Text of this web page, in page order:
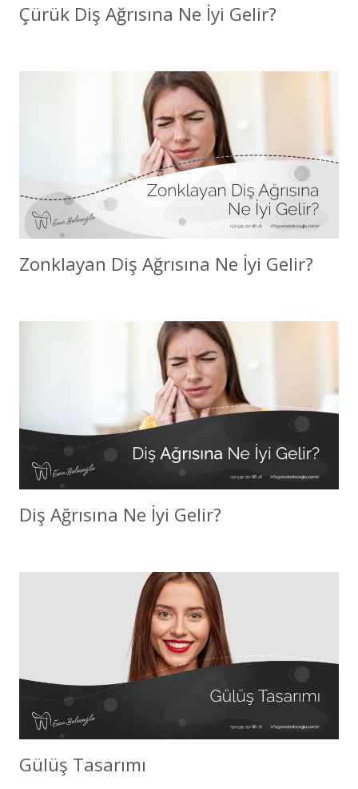
Çürük Diş Ağrısına Ne İyi Gelir?
Zonklayan Diş Ağrısına Ne İyi Gelir?
Diş Ağrısına Ne İyi Gelir?
Gülüş Tasarımı